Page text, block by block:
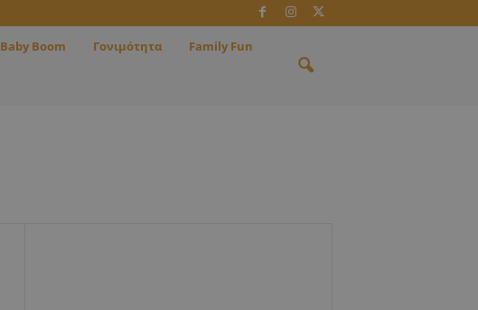
Baby Boom Γονιμότητα Family Fun